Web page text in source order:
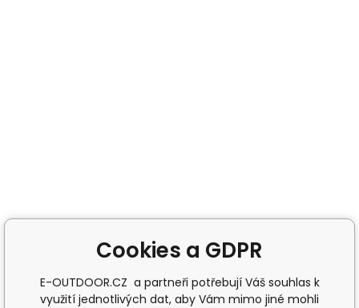
Cookies a GDPR
E-OUTDOOR.CZ a partneři potřebují Váš souhlas k
využití jednotlivých dat, aby Vám mimo jiné mohli